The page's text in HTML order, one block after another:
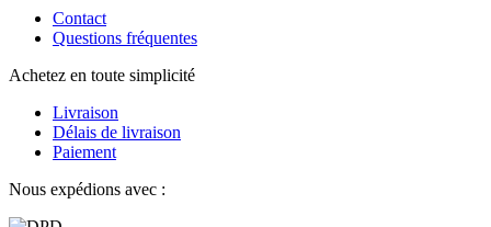
Contact
Questions fréquentes
Achetez en toute simplicité
Livraison
Délais de livraison
Paiement
Nous expédions avec :